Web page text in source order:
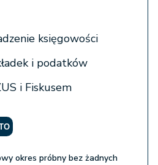
księgowości
i podatków
i Fiskusem
okres próbny bez żadnych